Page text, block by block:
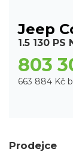
Jeep
1.5 130
803
663 884 Kč
Prodejce